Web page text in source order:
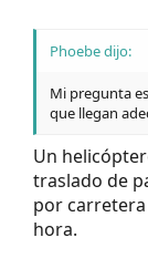
Phoebe dijo:
Mi pregunta
que llegan
Un
traslado de
por
hora.